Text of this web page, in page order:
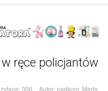
w ręce policjantów
306 Autor: nadkom. Marta